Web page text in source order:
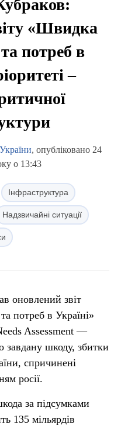
«Швидка
потреб в
–
, опубліковано 24
о 13:43
Інфраструктура
Надзвичайні ситуації
оновлений звіт
потреб в Україні»
Assessment —
завдану шкоду, збитки
спричинені
росії.
за підсумками
135 мільярдів